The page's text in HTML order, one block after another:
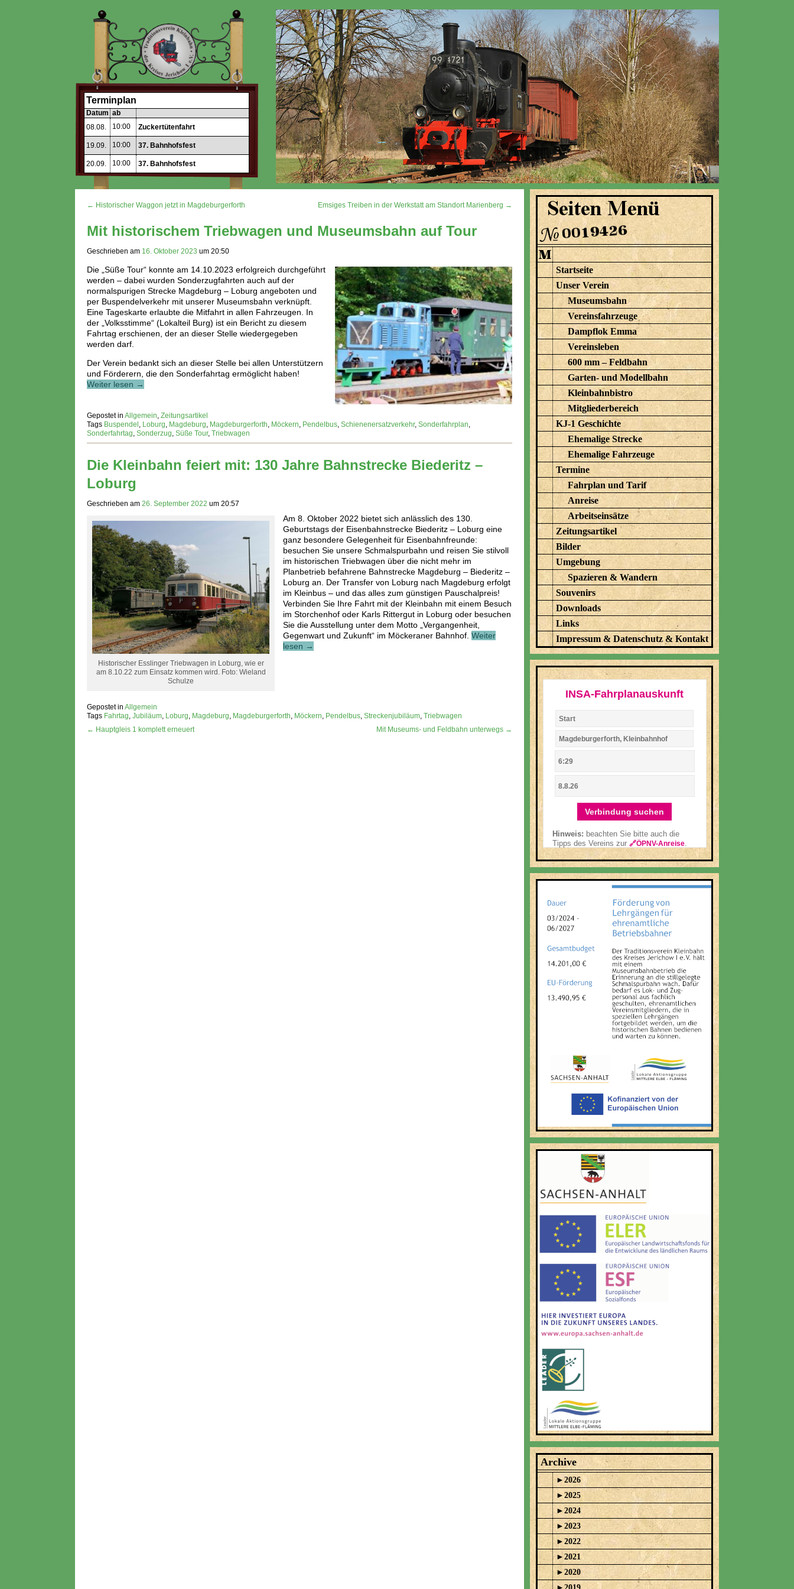
Terminplan
Datum ab
08.08.
10:00 Zuckertütenfahrt
19.09. 10:00 37. Bahnhofsfest
20.09. 10:00 37. Bahnhofsfest
← Historischer Waggon jetzt in Magdeburgerforth Emsiges Treiben in der Werkstatt am Standort Marienberg →
Mit historischem Triebwagen und Museumsbahn auf Tour
Geschrieben am 16. Oktober 2023 um 20:50
Die „Süße Tour“ konnte am 14.10.2023 erfolgreich durchgeführt
werden – dabei wurden Sonderzugfahrten auch auf der
normalspurigen Strecke Magdeburg – Loburg angeboten und
per Buspendelverkehr mit unserer Museumsbahn verknüpft.
Eine Tageskarte erlaubte die Mitfahrt in allen Fahrzeugen. In
der „Volksstimme“ (Lokalteil Burg) ist ein Bericht zu diesem
Fahrtag erschienen, der an dieser Stelle wiedergegeben
werden darf.
Der Verein bedankt sich an dieser Stelle bei allen Unterstützern
und Förderern, die den Sonderfahrtag ermöglicht haben!
Weiter lesen →
Gepostet in Allgemein, Zeitungsartikel
Tags Buspendel, Loburg, Magdeburg, Magdeburgerforth, Möckern, Pendelbus, Schienenersatzverkehr, Sonderfahrplan,
Sonderfahrtag, Sonderzug, Süße Tour, Triebwagen
Die Kleinbahn feiert mit: 130 Jahre Bahnstrecke Biederitz –
Loburg
Geschrieben am 26. September 2022 um 20:57
Historischer Esslinger Triebwagen in Loburg, wie er
am 8.10.22 zum Einsatz kommen wird. Foto: Wieland
Schulze
Am 8. Oktober 2022 bietet sich anlässlich des 130.
Geburtstags der Eisenbahnstrecke Biederitz – Loburg eine
ganz besondere Gelegenheit für Eisenbahnfreunde:
besuchen Sie unsere Schmalspurbahn und reisen Sie stilvoll
im historischen Triebwagen über die nicht mehr im
Planbetrieb befahrene Bahnstrecke Magdeburg – Biederitz –
Loburg an. Der Transfer von Loburg nach Magdeburg erfolgt
im Kleinbus – und das alles zum günstigen Pauschalpreis!
Verbinden Sie Ihre Fahrt mit der Kleinbahn mit einem Besuch
im Storchenhof oder Karls Rittergut in Loburg oder besuchen
Sie die Ausstellung unter dem Motto „Vergangenheit,
Gegenwart und Zukunft“ im Möckeraner Bahnhof. Weiter
lesen →
Gepostet in Allgemein
Tags Fahrtag Jubiläum Loburg Magdeburg Magdeburgerforth Möckern Pendelbus Streckenjubiläum Triebwagen
← Hauptgleis 1 komplett erneuert
Mit Museums- und Feldbahn unterwegs →
Startseite
Unser Verein
Museumsbahn
Vereinsfahrzeuge
Dampflok Emma
Vereinsleben
600 mm – Feldbahn
Garten- und Modellbahn
Kleinbahnbistro
Mitgliederbereich
KJ-1 Geschichte
Ehemalige Strecke
Ehemalige Fahrzeuge
Termine
Fahrplan und Tarif
Anreise
Arbeitseinsätze
Zeitungsartikel
Bilder
Umgebung
Spazieren & Wandern
Souvenirs
Downloads
Links
Impressum & Datenschutz & Kontakt
INSA-Fahrplanauskunft
Verbindung suchen
Hinweis: beachten Sie bitte auch die
Tipps des Vereins zur 🔗ÖPNV-Anreise.
Archive
► 2026
► 2025
► 2024
► 2023
► 2022
► 2021
► 2020